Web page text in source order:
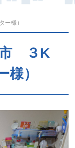
様）
市 ３K
）